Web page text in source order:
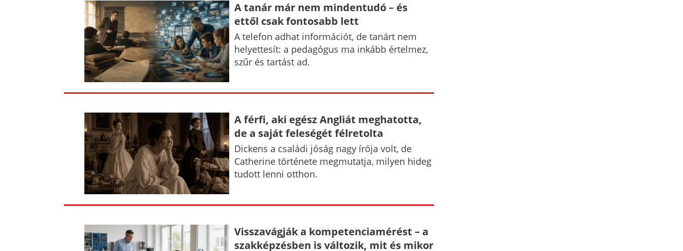
A tanár már nem mindentudó – és
ettől csak fontosabb lett
A telefon adhat információt, de tanárt nem
helyettesít: a pedagógus ma inkább értelmez,
szűr és tartást ad.
A férfi, aki egész Angliát meghatotta,
de a saját feleségét félretolta
Dickens a családi jóság nagy írója volt, de
Catherine története megmutatja, milyen hideg
tudott lenni otthon.
Visszavágják a kompetenciamérést – a
szakképzésben is változik, mit és mikor